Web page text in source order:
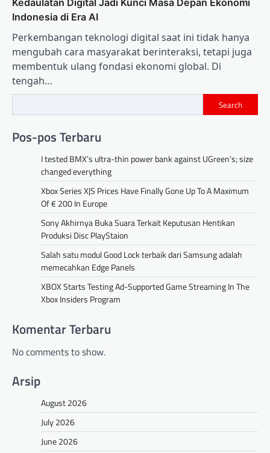
Kedaulatan Digital Jadi Kunci Masa Depan Ekonomi
Indonesia di Era AI
Perkembangan teknologi digital saat ini tidak hanya
mengubah cara masyarakat berinteraksi, tetapi juga
membentuk ulang fondasi ekonomi global. Di
tengah…
Search
Pos-pos Terbaru
I tested BMX’s ultra-thin power bank against UGreen’s; size
changed everything
Xbox Series X|S Prices Have Finally Gone Up To A Maximum
Of € 200 In Europe
Sony Akhirnya Buka Suara Terkait Keputusan Hentikan
Produksi Disc PlayStaion
Salah satu modul Good Lock terbaik dari Samsung adalah
memecahkan Edge Panels
XBOX Starts Testing Ad-Supported Game Streaming In The
Xbox Insiders Program
Komentar Terbaru
No comments to show.
Arsip
August 2026
July 2026
June 2026